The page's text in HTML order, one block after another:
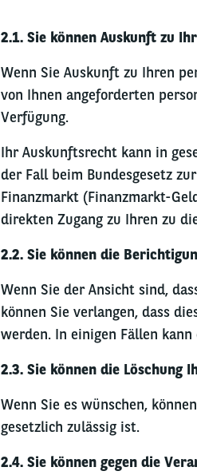
2.1. Sie können Auskunft zu
Wenn Sie Auskunft zu Ihren
von Ihnen angeforderten
Verfügung.
Ihr Auskunftsrecht kann in
der Fall beim Bundesgesetz
Finanzmarkt (Finanzmarkt-
direkten Zugang zu Ihren zu
2.2. Sie können die
Wenn Sie der Ansicht sind,
können Sie verlangen, dass
werden. In einigen Fällen
2.3. Sie können die Löschung
Wenn Sie es wünschen,
gesetzlich zulässig ist.
2.4. Sie können gegen die